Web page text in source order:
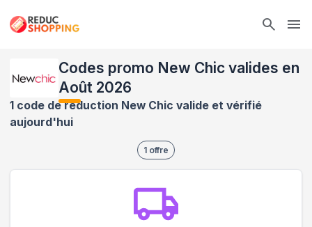
Codes promo New Chic valides en
Août 2026
1 code de réduction New Chic valide et vérifié
aujourd'hui
1 offre